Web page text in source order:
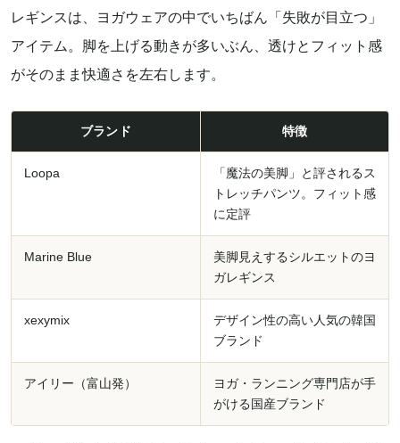
レギンスは、ヨガウェアの中でいちばん「失敗が目立つ」
アイテム。脚を上げる動きが多いぶん、透けとフィット感
がそのまま快適さを左右します。
ブランド 特徴
Loopa
「魔法の美脚」と評されるス
トレッチパンツ。フィット感
に定評
Marine Blue
美脚見えするシルエットのヨ
ガレギンス
xexymix
デザイン性の高い人気の韓国
ブランド
アイリー（富山発）
ヨガ・ランニング専門店が手
がける国産ブランド